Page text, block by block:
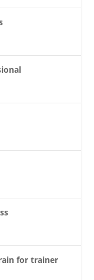
for trainer